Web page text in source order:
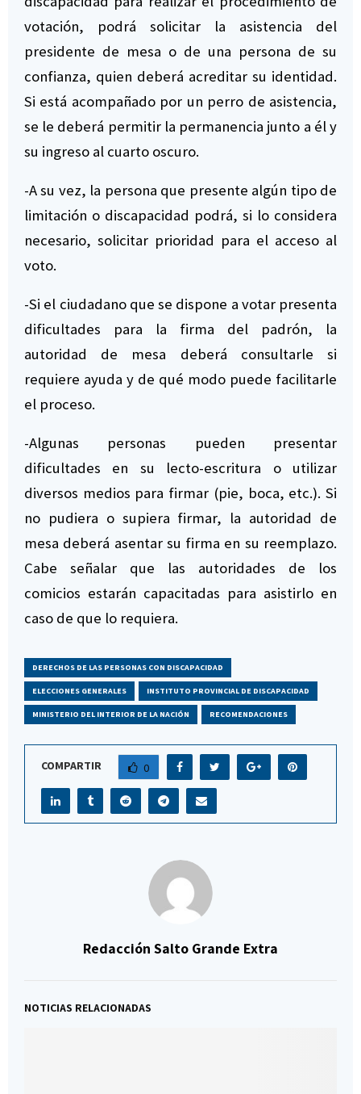
votación, podrá solicitar la asistencia del
presidente de mesa o de una persona de su
confianza, quien deberá acreditar su identidad.
Si está acompañado por un perro de asistencia,
se le deberá permitir la permanencia junto a él y
su ingreso al cuarto oscuro.
-A su vez, la persona que presente algún tipo de
limitación o discapacidad podrá, si lo considera
necesario, solicitar prioridad para el acceso al
voto.
-Si el ciudadano que se dispone a votar presenta
dificultades para la firma del padrón, la
autoridad de mesa deberá consultarle si
requiere ayuda y de qué modo puede facilitarle
el proceso.
-Algunas personas pueden presentar
dificultades en su lecto-escritura o utilizar
diversos medios para firmar (pie, boca, etc.). Si
no pudiera o supiera firmar, la autoridad de
mesa deberá asentar su firma en su reemplazo.
Cabe señalar que las autoridades de los
comicios estarán capacitadas para asistirlo en
caso de que lo requiera.
DERECHOS DE LAS PERSONAS CON DISCAPACIDAD
ELECCIONES GENERALES INSTITUTO PROVINCIAL DE DISCAPACIDAD
MINISTERIO DEL INTERIOR DE LA NACIÓN RECOMENDACIONES
COMPARTIR 0
Redacción Salto Grande Extra
NOTICIAS RELACIONADAS